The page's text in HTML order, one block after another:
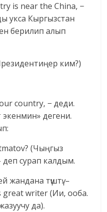
is near the China, −
укса Кыргызстан
берилип алып
ким?)
country, − деди.
экенмин» дегени.
(Чыңгыз
деп сурап калдым.
жандана түштү. –
great writer (Ии, ооба.
да).